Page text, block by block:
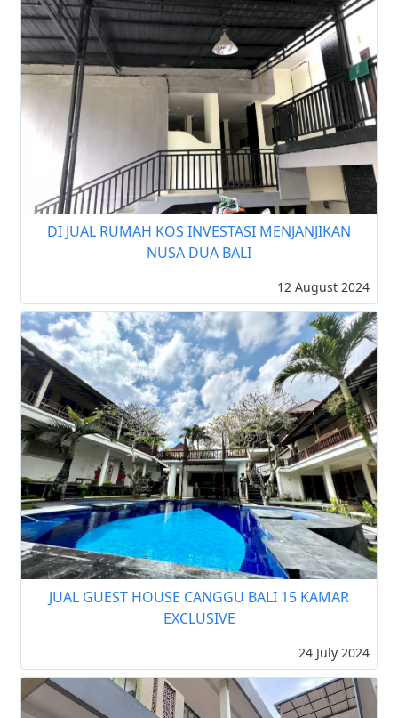
DI JUAL RUMAH KOS INVESTASI MENJANJIKAN
NUSA DUA BALI
12 August 2024
JUAL GUEST HOUSE CANGGU BALI 15 KAMAR
EXCLUSIVE
24 July 2024